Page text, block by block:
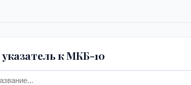
к МКБ-10